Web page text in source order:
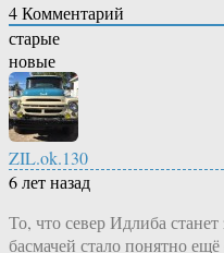
4Комментарий
старые
новые
ZIL.ok.130
6 лет назад
То, что север Идлиба
басмачей стало понятно